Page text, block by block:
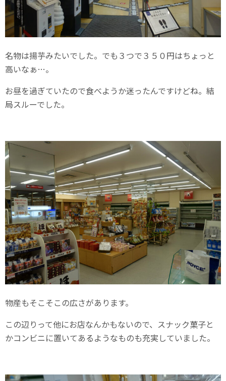
名物は揚芋みたいでした。でも３つで３５０円はちょっと
高いなぁ…。
お昼を過ぎていたので食べようか迷ったんですけどね。結
局スルーでした。
物産もそこそこの広さがあります。
この辺りって他にお店なんかもないので、スナック菓子と
かコンビニに置いてあるようなものも充実していました。